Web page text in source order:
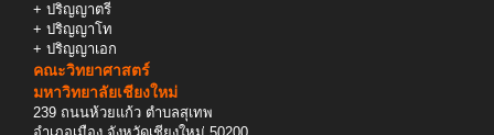
+ ปริญญาตรี
+ ปริญญาโท
+ ปริญญาเอก
คณะวิทยาศาสตร์
มหาวิทยาลัยเชียงใหม่
239 ถนนห้วยแก้ว ตำบลสุเทพ